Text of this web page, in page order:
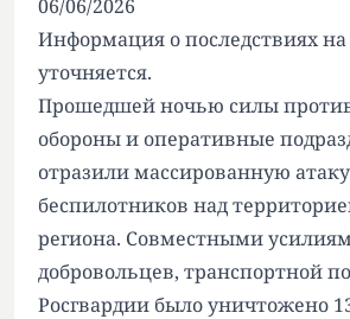
06/06/2026
Информация о последствиях
уточняется.
Прошедшей ночью силы
обороны и оперативные
отразили массированную атаку
беспилотников над
региона. Совместными
добровольцев, транспортной
Росгвардии было уничтожено